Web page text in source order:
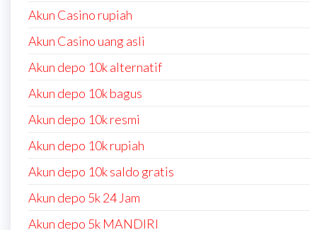
Akun Casino rupiah
Akun Casino uang asli
Akun depo 10k alternatif
Akun depo 10k bagus
Akun depo 10k resmi
Akun depo 10k rupiah
Akun depo 10k saldo gratis
Akun depo 5k 24 Jam
Akun depo 5k MANDIRI